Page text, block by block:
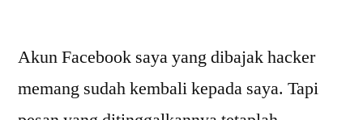
Akun Facebook saya yang dibajak hacker
memang sudah kembali kepada saya. Tapi